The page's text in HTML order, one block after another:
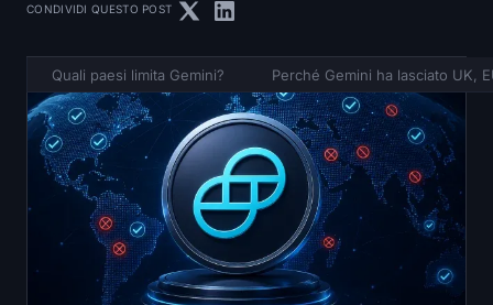
CONDIVIDI QUESTO POST
Quali paesi limita Gemini? Perché Gemini ha lasciato UK,